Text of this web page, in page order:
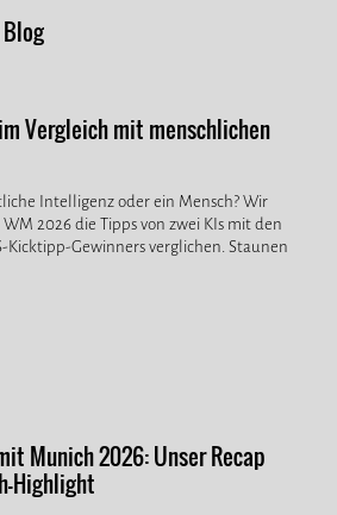
Blog
Vergleich mit menschlichen
Intelligenz oder ein Mensch? Wir
2026 die Tipps von zwei KIs mit den
Kicktipp-Gewinners verglichen. Staunen
Munich 2026: Unser Recap
Highlight